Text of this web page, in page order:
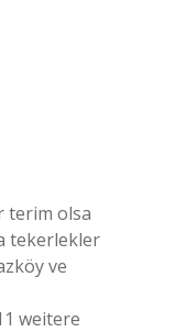
terim olsa
tekerlekler
ve
weitere